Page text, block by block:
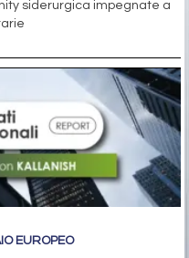
siderurgica impegnate a
EUROPEO